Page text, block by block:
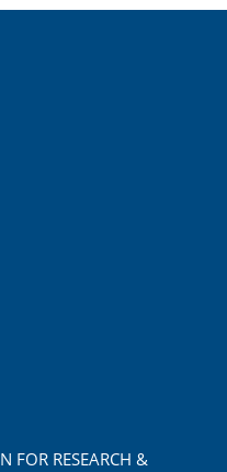
RESEARCH &